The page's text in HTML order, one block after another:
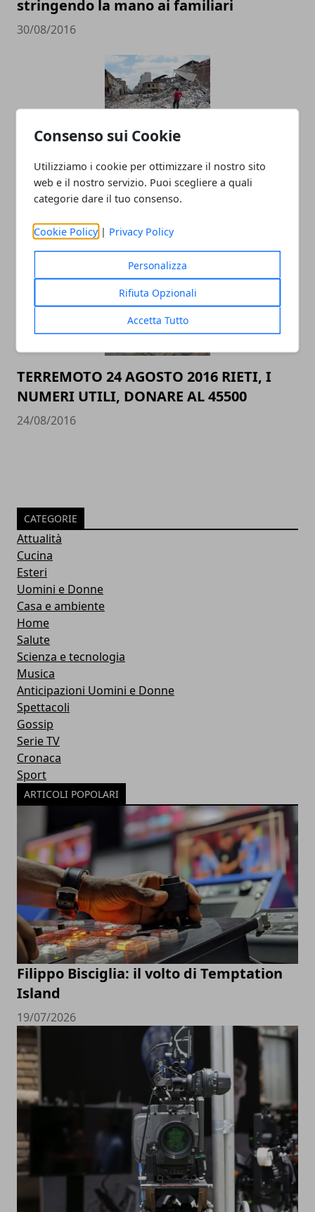
Consenso sui Cookie
Utilizziamo i cookie per ottimizzare il nostro sito
web e il nostro servizio. Puoi scegliere a quali
categorie dare il tuo consenso.
Cookie Policy | Privacy Policy
Personalizza
Rifiuta Opzionali
Accetta Tutto
stringendo la mano ai familiari
30/08/2016
Come Comportarsi In Caso Di
Terremoto?
25/08/2016
TERREMOTO 24 AGOSTO 2016 RIETI, I
NUMERI UTILI, DONARE AL 45500
24/08/2016
CATEGORIE
Attualità
Cucina
Esteri
Uomini e Donne
Casa e ambiente
Home
Salute
Scienza e tecnologia
Musica
Anticipazioni Uomini e Donne
Spettacoli
Gossip
Serie TV
Cronaca
Sport
ARTICOLI POPOLARI
Filippo Bisciglia: il volto di Temptation
Island
19/07/2026